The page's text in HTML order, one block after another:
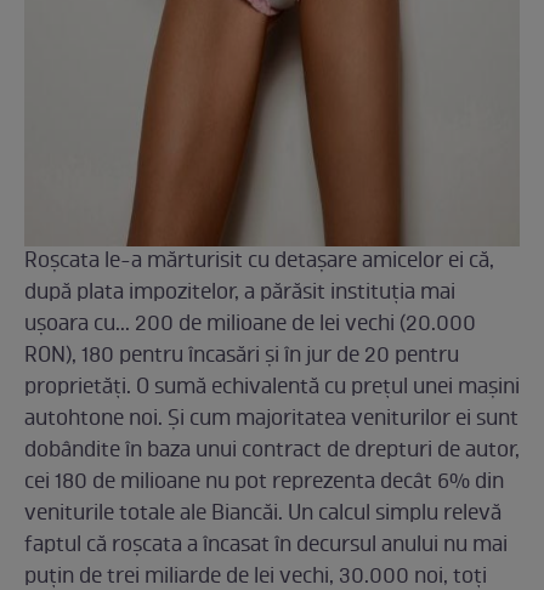
Roşcata le-a mărturisit cu detaşare amicelor ei că,
după plata impozitelor, a părăsit instituţia mai
uşoara cu... 200 de milioane de lei vechi (20.000
RON), 180 pentru încasări şi în jur de 20 pentru
proprietăţi. O sumă echivalentă cu preţul unei maşini
autohtone noi. Şi cum majoritatea veniturilor ei sunt
dobândite în baza unui contract de drepturi de autor,
cei 180 de milioane nu pot reprezenta decât 6% din
veniturile totale ale Biancăi. Un calcul simplu relevă
faptul că roşcata a încasat în decursul anului nu mai
puţin de trei miliarde de lei vechi, 30.000 noi, toţi